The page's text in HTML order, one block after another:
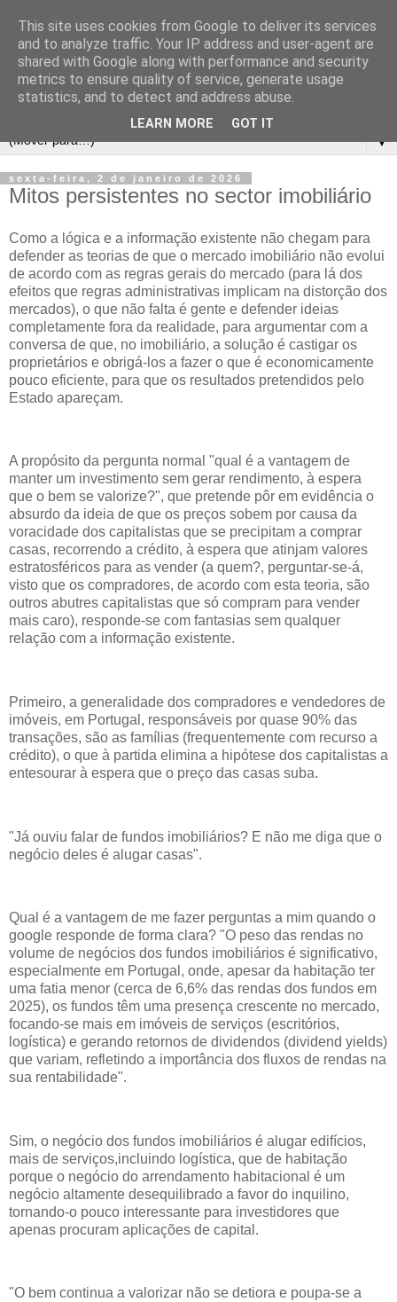
▼
sexta-feira, 2 de janeiro de 2026
Mitos persistentes no sector imobiliário
Como a lógica e a informação existente não chegam para
defender as teorias de que o mercado imobiliário não evolui
de acordo com as regras gerais do mercado (para lá dos
efeitos que regras administrativas implicam na distorção dos
mercados), o que não falta é gente e defender ideias
completamente fora da realidade, para argumentar com a
conversa de que, no imobiliário, a solução é castigar os
proprietários e obrigá-los a fazer o que é economicamente
pouco eficiente, para que os resultados pretendidos pelo
Estado apareçam.
A propósito da pergunta normal "qual é a vantagem de
manter um investimento sem gerar rendimento, à espera
que o bem se valorize?", que pretende pôr em evidência o
absurdo da ideia de que os preços sobem por causa da
voracidade dos capitalistas que se precipitam a comprar
casas, recorrendo a crédito, à espera que atinjam valores
estratosféricos para as vender (a quem?, perguntar-se-á,
visto que os compradores, de acordo com esta teoria, são
outros abutres capitalistas que só compram para vender
mais caro), responde-se com fantasias sem qualquer
relação com a informação existente.
Primeiro, a generalidade dos compradores e vendedores de
imóveis, em Portugal, responsáveis por quase 90% das
transações, são as famílias (frequentemente com recurso a
crédito), o que à partida elimina a hipótese dos capitalistas a
entesourar à espera que o preço das casas suba.
"Já ouviu falar de fundos imobiliários? E não me diga que o
negócio deles é alugar casas".
Qual é a vantagem de me fazer perguntas a mim quando o
google responde de forma clara? "O peso das rendas no
volume de negócios dos fundos imobiliários é significativo,
especialmente em Portugal, onde, apesar da habitação ter
uma fatia menor (cerca de 6,6% das rendas dos fundos em
2025), os fundos têm uma presença crescente no mercado,
focando-se mais em imóveis de serviços (escritórios,
logística) e gerando retornos de dividendos (dividend yields)
que variam, refletindo a importância dos fluxos de rendas na
sua rentabilidade".
Sim, o negócio dos fundos imobiliários é alugar edifícios,
mais de serviços,incluindo logística, que de habitação
porque o negócio do arrendamento habitacional é um
negócio altamente desequilibrado a favor do inquilino,
tornando-o pouco interessante para investidores que
apenas procuram aplicações de capital.
"O bem continua a valorizar não se detiora e poupa-se a
This site uses cookies from Google to deliver its services
and to analyze traffic. Your IP address and user-agent are
shared with Google along with performance and security
metrics to ensure quality of service, generate usage
statistics, and to detect and address abuse.
LEARN MORE GOT IT